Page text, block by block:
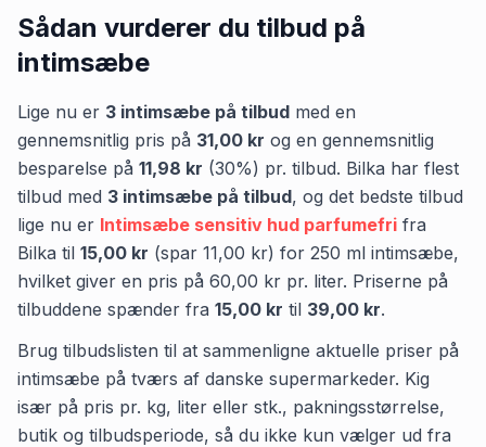
Sådan vurderer du tilbud på
intimsæbe
Lige nu er 3 intimsæbe på tilbud med en
gennemsnitlig pris på 31,00 kr og en gennemsnitlig
besparelse på 11,98 kr (30%) pr. tilbud. Bilka har flest
tilbud med 3 intimsæbe på tilbud, og det bedste tilbud
lige nu er Intimsæbe sensitiv hud parfumefri fra
Bilka til 15,00 kr (spar 11,00 kr) for 250 ml intimsæbe,
hvilket giver en pris på 60,00 kr pr. liter. Priserne på
tilbuddene spænder fra 15,00 kr til 39,00 kr.
Brug tilbudslisten til at sammenligne aktuelle priser på
intimsæbe på tværs af danske supermarkeder. Kig
især på pris pr. kg, liter eller stk., pakningsstørrelse,
butik og tilbudsperiode, så du ikke kun vælger ud fra